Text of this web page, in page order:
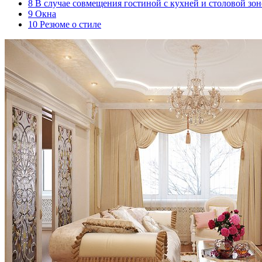
8 В случае совмещения гостиной с кухней и столовой
9 Окна
10 Резюме о стиле